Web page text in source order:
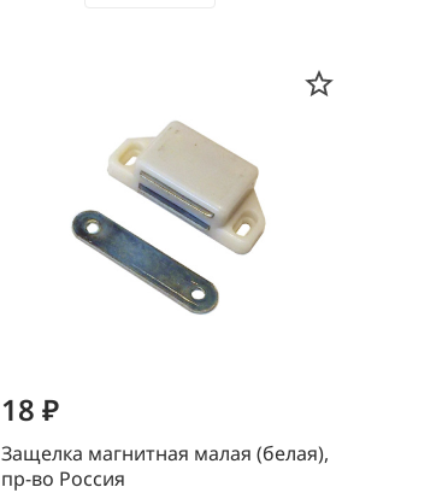
18 ₽
Защелка магнитная малая (белая),
пр-во Россия